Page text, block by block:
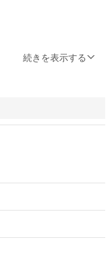
続きを表示する